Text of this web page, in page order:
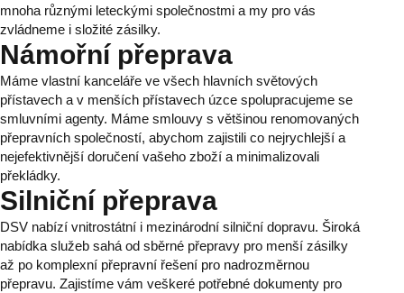
mnoha různými leteckými společnostmi a my pro vás
zvládneme i složité zásilky.
Námořní přeprava
Máme vlastní kanceláře ve všech hlavních světových
přístavech a v menších přístavech úzce spolupracujeme se
smluvními agenty. Máme smlouvy s většinou renomovaných
přepravních společností, abychom zajistili co nejrychlejší a
nejefektivnější doručení vašeho zboží a minimalizovali
překládky.
Silniční přeprava
DSV nabízí vnitrostátní i mezinárodní silniční dopravu. Široká
nabídka služeb sahá od sběrné přepravy pro menší zásilky
až po komplexní přepravní řešení pro nadrozměrnou
přepravu. Zajistíme vám veškeré potřebné dokumenty pro